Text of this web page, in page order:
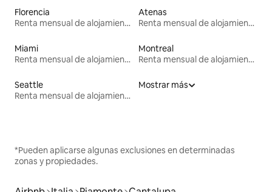
Florencia
Renta mensual de alojamientos
Atenas
Renta mensual de alojamientos
Miami
Renta mensual de alojamientos
Montreal
Renta mensual de alojamientos
Seattle
Renta mensual de alojamientos
Mostrar más
*Pueden aplicarse algunas exclusiones en determinadas
zonas y propiedades.